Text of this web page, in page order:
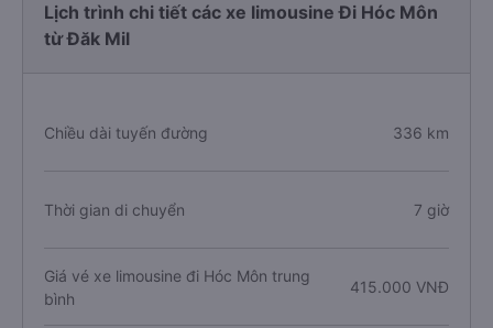
Lịch trình chi tiết các xe limousine Đi Hóc Môn
từ Đăk Mil
Chiều dài tuyến đường 336 km
Thời gian di chuyển 7 giờ
Giá vé xe limousine đi Hóc Môn trung
bình
415.000 VNĐ